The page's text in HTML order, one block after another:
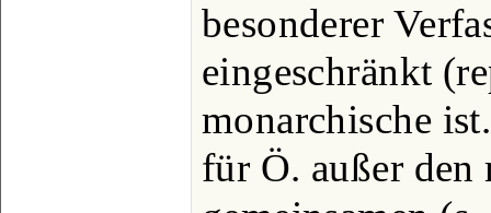
besonderer
eingeschränkt
monarchische
für Ö. außer